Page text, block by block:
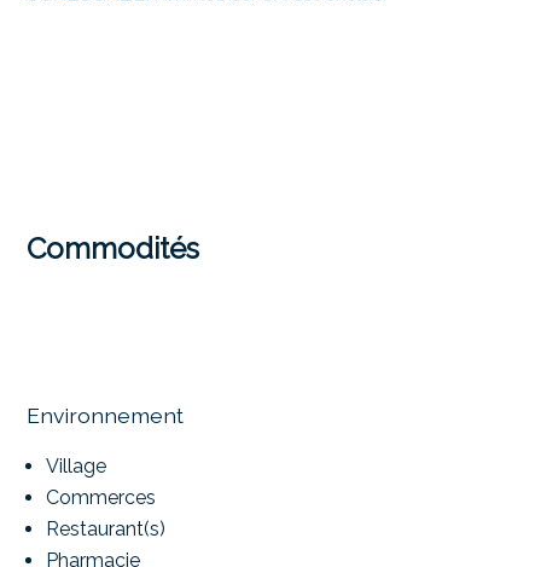
Commodités
Environnement
Village
Commerces
Restaurant(s)
Pharmacie